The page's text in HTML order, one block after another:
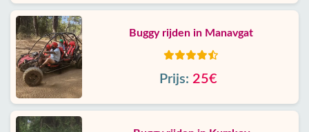
Buggy rijden in Manavgat
Prijs: 25€